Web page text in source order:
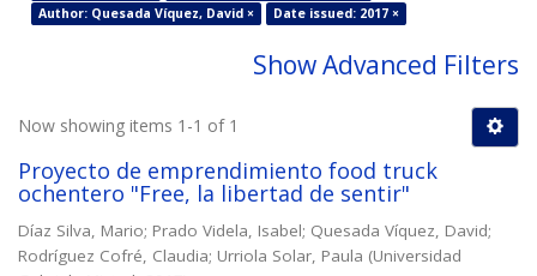
Author: Quesada Víquez, David ×
Date issued: 2017 ×
Show Advanced Filters
Now showing items 1-1 of 1
Proyecto de emprendimiento food truck
ochentero "Free, la libertad de sentir"
Díaz Silva, Mario; Prado Videla, Isabel; Quesada Víquez, David;
Rodríguez Cofré, Claudia; Urriola Solar, Paula (Universidad